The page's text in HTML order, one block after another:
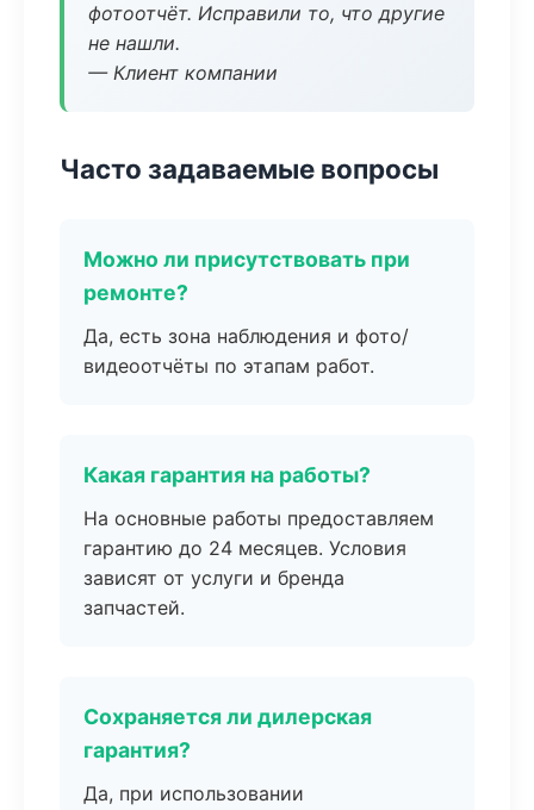
фотоотчёт. Исправили то, что другие
не нашли.
— Клиент компании
Часто задаваемые вопросы
Можно ли присутствовать при
ремонте?
Да, есть зона наблюдения и фото/
видеоотчёты по этапам работ.
Какая гарантия на работы?
На основные работы предоставляем
гарантию до 24 месяцев. Условия
зависят от услуги и бренда
запчастей.
Сохраняется ли дилерская
гарантия?
Да, при использовании